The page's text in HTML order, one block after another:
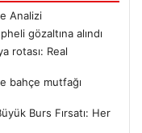
Analizi
gözaltına alındı
rotası: Real
bahçe mutfağı
Burs Fırsatı: Her